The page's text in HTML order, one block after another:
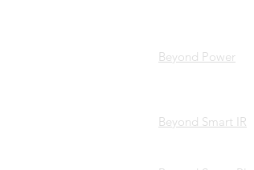
Beyond Power
Beyond Smart IR